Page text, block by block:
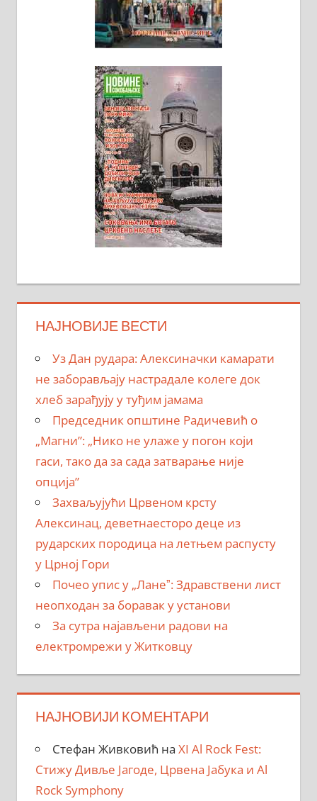
НАЈНОВИЈЕ ВЕСТИ
Уз Дан рудара: Алексиначки камарати
не заборављају настрадале колеге док
хлеб зарађују у туђим јамама
Председник општине Радичевић о
„Магни”: „Нико не улаже у погон који
гаси, тако да за сада затварање није
опција”
Захваљујући Црвеном крсту
Алексинац, деветнаесторо деце из
рударских породица на летњем распусту
у Црној Гори
Почео упис у „Ланеˮ: Здравствени лист
неопходан за боравак у установи
За сутра најављени радови на
електромрежи у Житковцу
НАЈНОВИЈИ КОМЕНТАРИ
Стефан Живковић на XI Al Rock Fest:
Стижу Дивље Јагоде, Црвена Јабука и Al
Rock Symphony